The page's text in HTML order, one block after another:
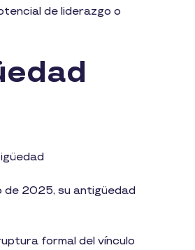
de liderazgo o
de 2025, su antigüedad
formal del vínculo